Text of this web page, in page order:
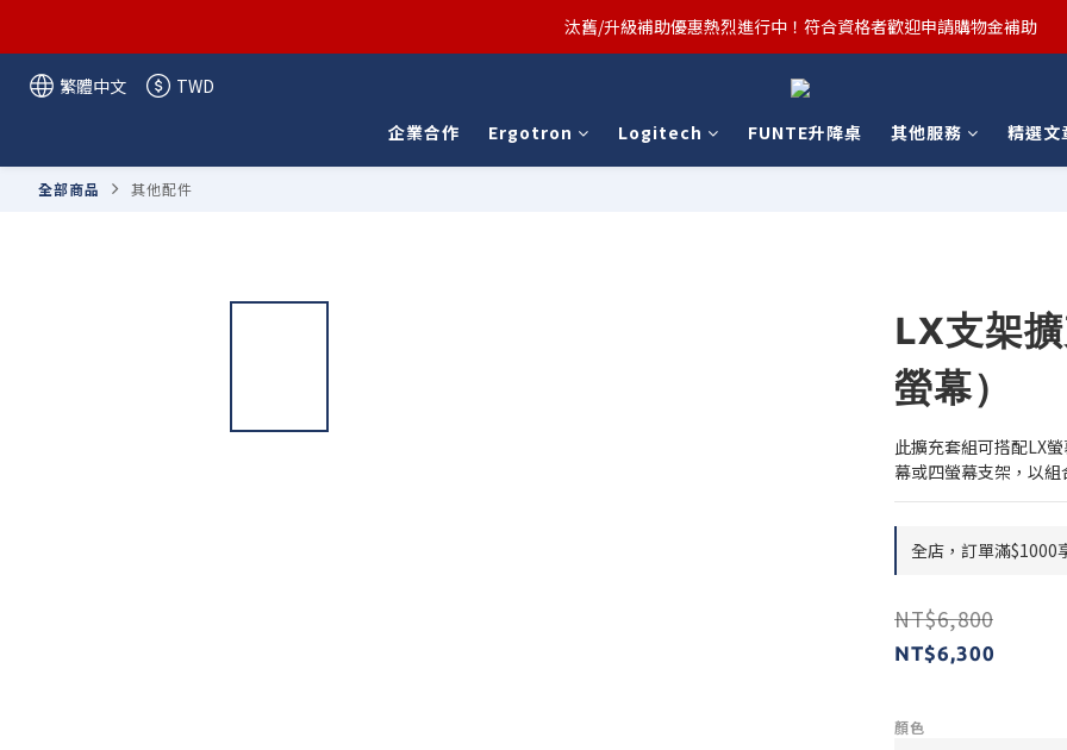
汰舊/升級補助優惠熱烈進行中！符合資格者歡迎申請購物金補助
汰舊/升級補助優惠熱烈進行中！符合資格者歡迎申請購物金補助
Ergotron x FUNTE 強強聯手，桌面優化必備🔥超值組合熱賣中
汰舊/升級補助優惠熱烈進行中！符合資格者歡迎申請購物金補助
繁體中文
TWD
企業合作
Ergotron Logitech FUNTE升降桌 其他服務 精選文
全部商品 其他配件
LX支架
螢幕）
此擴充套組可搭配LX
幕或四螢幕支架，以
全店，訂單滿$1000
NT$6,800
NT$6,300
顏色